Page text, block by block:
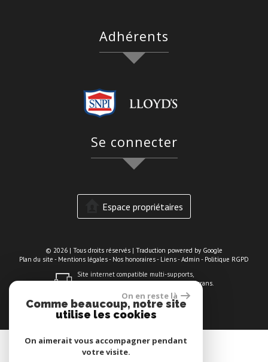
adhérents
se connecter
Espace propriétaires
© 2026 | Tous droits réservés | Traduction powered by Google
Plan du site - Mentions légales- Nos honoraires- Liens-Admin - Politique RGPD
Site internet compatible multi-supports,
un seul site adaptable à tous les types d'écrans.
On en reste là
Comme beaucoup, notre site
utilise les cookies
On aimerait vous accompagner pendant
votre visite.